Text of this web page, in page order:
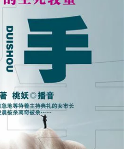
運動休閒 親子玩具
化妝保養